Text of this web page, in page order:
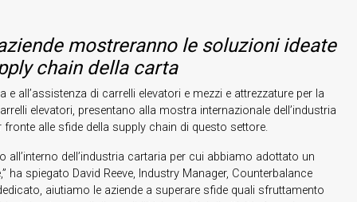
mostreranno le soluzioni ideate
chain della carta
all’assistenza di carrelli elevatori e mezzi e attrezzature per la
elevatori, presentano alla mostra internazionale dell’industria
alle sfide della supply chain di questo settore.
all’interno dell’industria cartaria per cui abbiamo adottato un
spiegato David Reeve, Industry Manager, Counterbalance
aiutiamo le aziende a superare sfide quali sfruttamento